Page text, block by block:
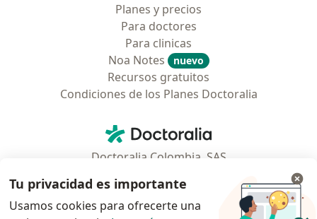
Planes y precios
Para doctores
Para clinicas
Noa Notes
nuevo
Recursos gratuitos
Condiciones de los Planes Doctoralia
Doctoralia - Página de inicio
Doctoralia Colombia, SAS
Municipio: Bogotá D.C., Colombia
Tu privacidad es importante
Usamos cookies para ofrecerte una